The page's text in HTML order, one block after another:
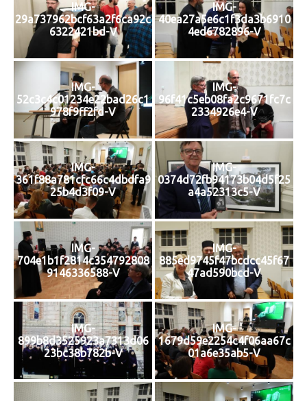
IMG-
29a737962bcf63a2f6ca92c
6322421bd-V
IMG-
40ea27a5e6c1f3da3b6910
4ed6782896-V
IMG-
52c3c4c01234e22bad26c1
978f9ff2fd-V
IMG-
96f41c5eb08fa2c9671fc7c
2334926e4-V
IMG-
361f88a781cfc66c4dbdfa9
25b4d3f09-V
IMG-
0374d72fb94173b04d5f25
a4a52313c5-V
IMG-
704e1b1f2814c354792808
9146336588-V
IMG-
885ed9745f47bcdcc45f67
47ad590bcd-V
IMG-
899b8d3525923a7313d06
23bc38b782b-V
IMG-
1679d59e2254c4f06aa67c
01a6e35ab5-V